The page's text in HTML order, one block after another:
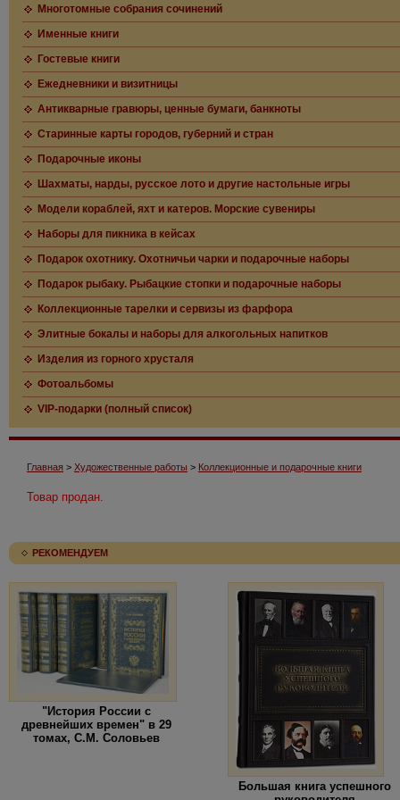
Многотомные собрания сочинений
Именные книги
Гостевые книги
Ежедневники и визитницы
Антикварные гравюры, ценные бумаги, банкноты
Старинные карты городов, губерний и стран
Подарочные иконы
Шахматы, нарды, русское лото и другие настольные игры
Модели кораблей, яхт и катеров. Морские сувениры
Наборы для пикника в кейсах
Подарок охотнику. Охотничьи чарки и подарочные наборы
Подарок рыбаку. Рыбацкие стопки и подарочные наборы
Коллекционные тарелки и сервизы из фарфора
Элитные бокалы и наборы для алкогольных напитков
Изделия из горного хрусталя
Фотоальбомы
VIP-подарки (полный список)
Главная > Художественные работы > Коллекционные и подарочные книги
Товар продан.
РЕКОМЕНДУЕМ
"История России с
древнейших времен" в 29
томах, С.М. Соловьев
Большая книга успешного